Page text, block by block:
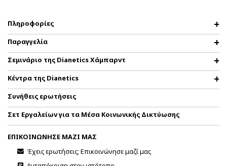
Πληροφορίες
Παραγγελία
Σεμινάριο της Dianetics Χάμπαρντ
Κέντρα της Dianetics
Συνήθεις ερωτήσεις
Σετ Εργαλείων για τα Μέσα Κοινωνικής Δικτύωσης
ΕΠΙΚΟΙΝΩΝΗΣΕ ΜΑΖΙ ΜΑΣ
Έχεις ερωτήσεις; Επικοινώνησε μαζί μας